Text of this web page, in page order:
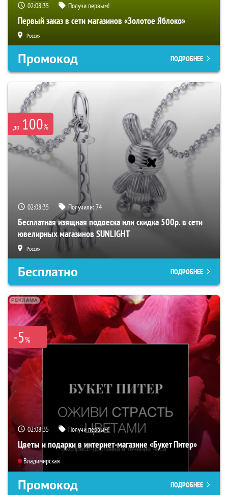
02:08:33 Получи первым!
Первый заказ в сети магазинов «Золотое Яблоко»
Россия
Промокод ПОДРОБНЕЕ
до 100%
02:08:33 Получили:74
Бесплатная изящная подвеска или скидка 500р. в сети
ювелирных магазинов SUNLIGHT
Россия
Бесплатно ПОДРОБНЕЕ
-5%
02:08:33 Получи первым!
Цветы и подарки в интернет-магазине «Букет Питер»
Владимирская
Промокод ПОДРОБНЕЕ